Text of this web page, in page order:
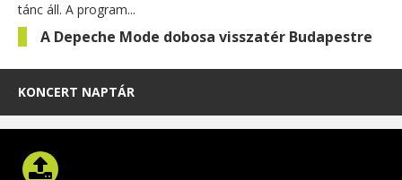
tánc áll. A program...
A Depeche Mode dobosa visszatér Budapestre
KONCERT NAPTÁR